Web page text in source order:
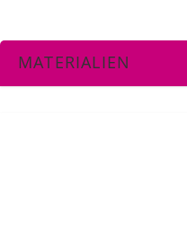
MATERIALIEN